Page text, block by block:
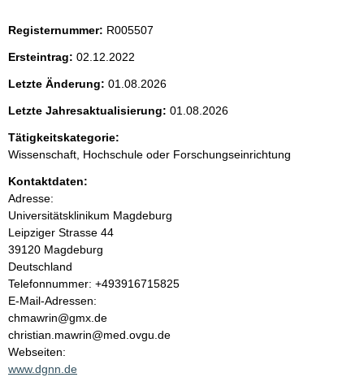
e
n
i
n
h
a
l
t
Registernummer: R005507
Ersteintrag: 02.12.2022
Letzte Änderung: 01.08.2026
Letzte Jahresaktualisierung: 01.08.2026
Tätigkeitskategorie:
Wissenschaft, Hochschule oder Forschungseinrichtung
Kontaktdaten:
Adresse:
Universitätsklinikum Magdeburg
Leipziger Strasse 44
39120 Magdeburg
Deutschland
K
o
n
t
a
k
Telefonnummer: +493916715825
E-Mail-Adressen:
chmawrin@gmx.de
christian.mawrin@med.ovgu.de
Webseiten:
www.dgnn.de